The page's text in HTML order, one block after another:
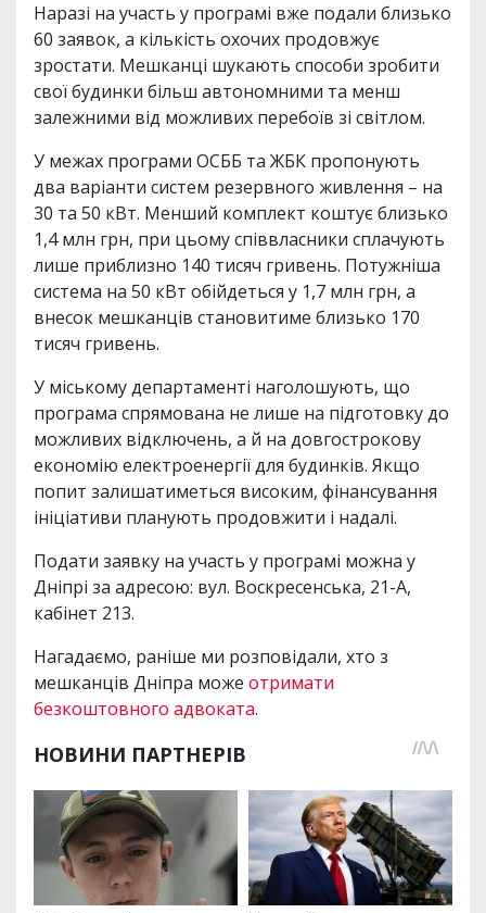
Наразі на участь у програмі вже подали близько
60 заявок, а кількість охочих продовжує
зростати. Мешканці шукають способи зробити
свої будинки більш автономними та менш
залежними від можливих перебоїв зі світлом.
У межах програми ОСББ та ЖБК пропонують
два варіанти систем резервного живлення – на
30 та 50 кВт. Менший комплект коштує близько
1,4 млн грн, при цьому співвласники сплачують
лише приблизно 140 тисяч гривень. Потужніша
система на 50 кВт обійдеться у 1,7 млн грн, а
внесок мешканців становитиме близько 170
тисяч гривень.
У міському департаменті наголошують, що
програма спрямована не лише на підготовку до
можливих відключень, а й на довгострокову
економію електроенергії для будинків. Якщо
попит залишатиметься високим, фінансування
ініціативи планують продовжити і надалі.
Подати заявку на участь у програмі можна у
Дніпрі за адресою: вул. Воскресенська, 21-А,
кабінет 213.
Нагадаємо, раніше ми розповідали, хто з
мешканців Дніпра може отримати
безкоштовного адвоката.